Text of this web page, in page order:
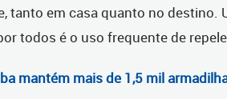
tanto em casa quanto no destino.
todos é o uso frequente de
mantém mais de 1,5 mil